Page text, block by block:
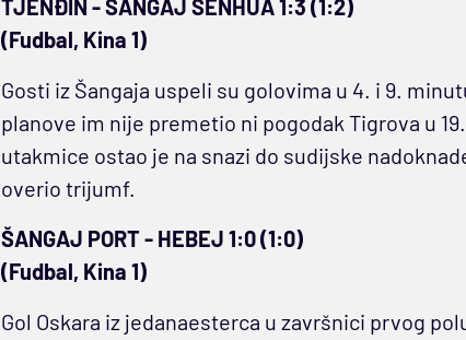
TJENĐIN - ŠANGAJ ŠENHUA 1:3 (1:2)
(Fudbal, Kina 1)
Gosti iz Šangaja uspeli su golovima u 4. i 9.
planove im nije premetio ni pogodak Tigrova u
utakmice ostao je na snazi do sudijske
overio trijumf.
ŠANGAJ PORT - HEBEJ 1:0 (1:0)
(Fudbal, Kina 1)
Gol Oskara iz jedanaesterca u završnici prvog